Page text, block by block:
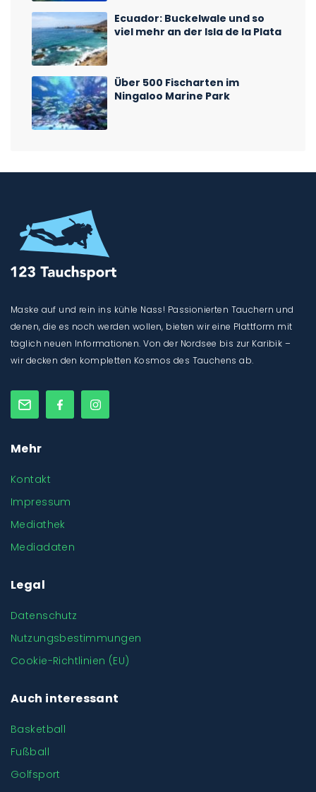
Ecuador: Buckelwale und so
viel mehr an der Isla de la Plata
Über 500 Fischarten im
Ningaloo Marine Park
Maske auf und rein ins kühle Nass! Passionierten Tauchern und
denen, die es noch werden wollen, bieten wir eine Plattform mit
täglich neuen Informationen. Von der Nordsee bis zur Karibik –
wir decken den kompletten Kosmos des Tauchens ab.
Mehr
Kontakt
Impressum
Mediathek
Mediadaten
Legal
Datenschutz
Nutzungsbestimmungen
Cookie-Richtlinien (EU)
Auch interessant
Basketball
Fußball
Golfsport